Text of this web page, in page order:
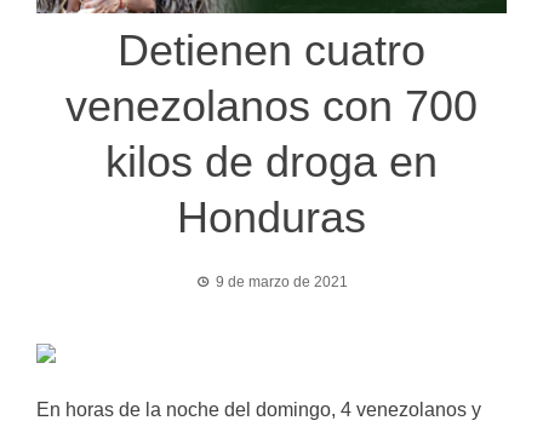
Detienen cuatro
venezolanos con 700
kilos de droga en
Honduras
9 de marzo de 2021
En horas de la noche del domingo, 4 venezolanos y